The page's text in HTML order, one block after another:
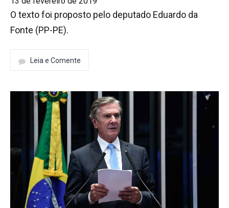
O texto foi proposto pelo deputado Eduardo da
Fonte (PP-PE).
Leia e Comente